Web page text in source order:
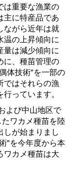
は重要な漁業の
主に特産品であ
ながら近年は就
温の上昇傾向に
量は減少傾向に
に、種苗管理の
体技術"を一部の
ではそれらの漁
っています。
よび中山地区で
ワカメ種苗を陸
しが始まりまし
"を今年度から本
ワカメ種苗は大